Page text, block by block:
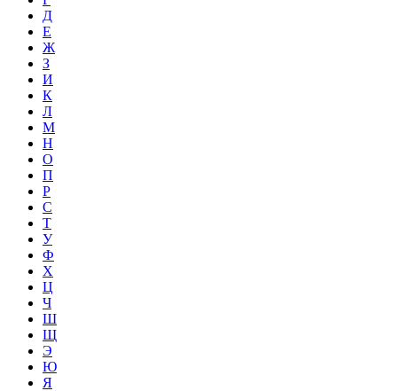
Д
Е
Ж
З
И
К
Л
М
Н
О
П
Р
С
Т
У
Ф
Х
Ц
Ч
Ш
Щ
Э
Ю
Я